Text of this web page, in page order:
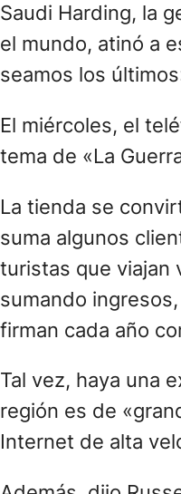
Saudi Harding, la
el mundo, atinó a
seamos los
El miércoles, el
tema de «La
La tienda se
suma algunos
turistas que viajan
sumando
firman cada año
Tal vez, haya una
región es de
Internet de alta